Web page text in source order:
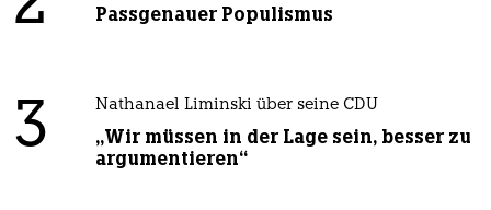
Passgenauer Populismus
3 Nathanael Liminski über seine CDU
„Wir müssen in der Lage sein, besser zu
argumentieren“